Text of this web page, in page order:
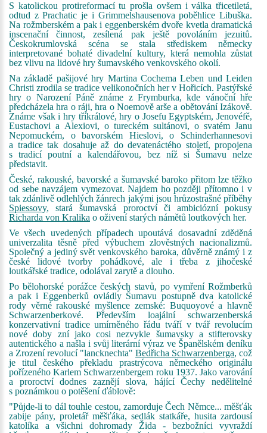
S katolickou protireformací tu prošla ovšem i válka třicetiletá,
odtud z Prachatic je i Grimmelshausenova poběhlice Libuška.
Na rožmberském a pak i eggenberském dvoře kvetla dramatická
inscenační činnost, zesílená pak ještě povoláním jezuitů.
Českokrumlovská scéna se stala střediskem německy
interpretované bohaté divadelní kultury, která nemohla zůstat
bez vlivu na lidové hry šumavského venkovského okolí.
Na základě pašijové hry Martina Cochema Leben und Leiden
Christi zrodila se tradice velikonočních her v Hořicích. Pastýřské
hry o Narození Páně známe z Frymburka, kde vánoční hře
předcházela hra o ráji, hra o Noemově arše a obětování Izákově.
Známe však i hry tříkrálové, hry o Josefu Egyptském, Jenovéfě,
Eustachovi a Alexiovi, o tureckém sultánovi, o svatém Janu
Nepomuckém, o bavorském Hieslovi, o Schinderhannesovi
a tradice tak dosahuje až do devatenáctého století, propojena
s tradicí poutní a kalendářovou, bez níž si Šumavu nelze
představit.
České, rakouské, bavorské a šumavské baroko přitom lze těžko
od sebe navzájem vymezovat. Najdem ho později přítomno i v
tak zdánlivě odlehlých žánrech jakými jsou hrůzostrašné příběhy
Spiessovy, stará šumavská proroctví či ambiciózní pokusy
Richarda von Kralika o oživení starých námětů loutkových her.
Ve všech uvedených případech upoutává dosavadní zděděná
univerzalita těsně před výbuchem zlověstných nacionalizmů.
Společný a jediný svět venkovského baroka, důvěrně známý i z
české lidové tvorby pohádkové, ale i třeba z jihočeské
loutkářské tradice, odolával zarytě a dlouho.
Po bělohorské porážce českých stavů, po vymření Rožmberků
a pak i Eggenberků ovládly Šumavu postupně dva katolické
rody věrné rakouské myšlence zemské: Buquoyové a hlavně
Schwarzenberkové. Především loajální schwarzenberská
konzervativní tradice umírněného řádu tváří v tvář revolucím
nové doby zní jako cosi nezvykle šumavsky a stifterovsky
autentického a našla i svůj literární výraz ve Španělském deníku
a Zrození revolucí "lancknechta" Bedřicha Schwarzenberga, což
je titul českého překladu prastrýcova německého originálu
pořízeného Karlem Schwarzenbergem roku 1937. Jako varování
a proroctví dodnes zaznějí slova, hájící Čechy nedělitelné
s poznámkou o potěšení ďáblově:
"Půjde-li to dál touhle cestou, zamorduje Čech Němce... měšťák
zabije pány, proletář měšťáka, sedlák statkáře, husita zardousí
katolíka a všichni dohromady Žida - bezbožníci vyvraždí